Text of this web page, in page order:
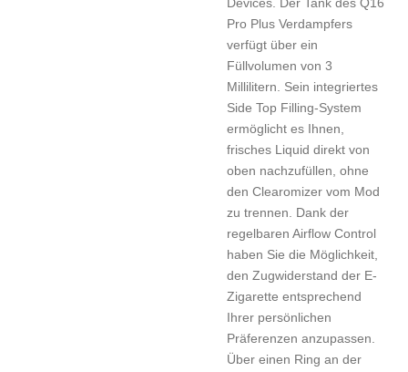
Pro Plus Verdampfers
verfügt über ein
Füllvolumen von 3
Millilitern. Sein integriertes
Side Top Filling-System
ermöglicht es Ihnen,
frisches Liquid direkt von
oben nachzufüllen, ohne
den Clearomizer vom Mod
zu trennen. Dank der
regelbaren Airflow Control
haben Sie die Möglichkeit,
den Zugwiderstand der E-
Zigarette entsprechend
Ihrer persönlichen
Präferenzen anzupassen.
Über einen Ring an der